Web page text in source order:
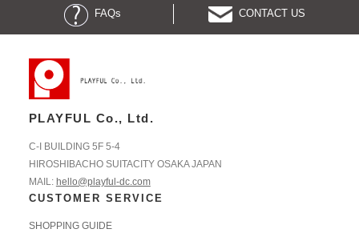
FAQs CONTACT US
PLAYFUL Co., Ltd.
C-I BUILDING 5F 5-4
HIROSHIBACHO SUITACITY OSAKA JAPAN
MAIL: hello@playful-dc.com
CUSTOMER SERVICE
SHOPPING GUIDE